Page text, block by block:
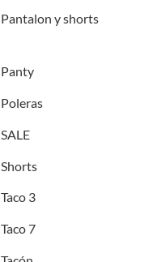
Pantalon y shorts
Panty
Poleras
SALE
Shorts
Taco 3
Taco 7